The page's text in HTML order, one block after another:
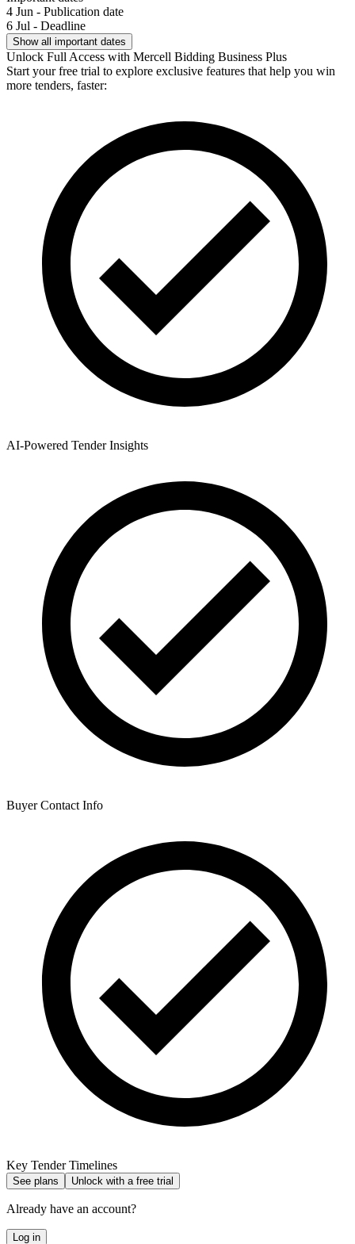
4 Jun - Publication date
6 Jul - Deadline
Show all important dates
Unlock Full Access with Mercell Bidding Business Plus
Start your free trial to explore exclusive features that help you win
more tenders, faster:
AI-Powered Tender Insights
Buyer Contact Info
Key Tender Timelines
See plans Unlock with a free trial
Already have an account?
Log in